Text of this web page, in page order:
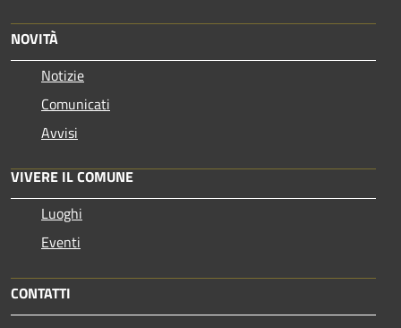
NOVITÀ
Notizie
Comunicati
Avvisi
VIVERE IL COMUNE
Luoghi
Eventi
CONTATTI